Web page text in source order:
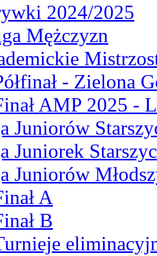
2024/2025
Mężczyzn
- Zielona
AMP 2025 -
Juniorów
Juniorek
Juniorów
A
B